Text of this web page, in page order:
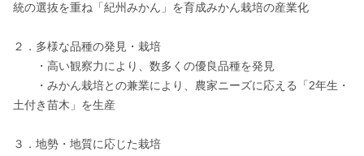
統の選抜を重ね「紀州みかん」を育成みかん栽培の産業化
２．多様な品種の発見・栽培
・高い観察力により、数多くの優良品種を発見
・みかん栽培との兼業により、農家ニーズに応える「2年生・
土付き苗木」を生産
３．地勢・地質に応じた栽培